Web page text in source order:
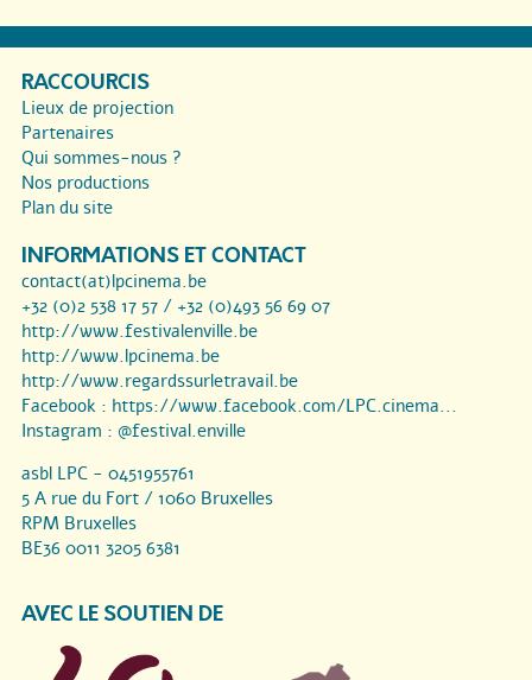
RACCOURCIS
Lieux de projection
Partenaires
Qui sommes-nous ?
Nos productions
Plan du site
INFORMATIONS ET CONTACT
contact(at)lpcinema.be
+32 (0)2 538 17 57 / +32 (0)493 56 69 07
http://www.festivalenville.be
http://www.lpcinema.be
http://www.regardssurletravail.be
Facebook : https://www.facebook.com/LPC.cinema...
Instagram : @festival.enville
asbl LPC - 0451955761
5 A rue du Fort / 1060 Bruxelles
RPM Bruxelles
BE36 0011 3205 6381
AVEC LE SOUTIEN DE